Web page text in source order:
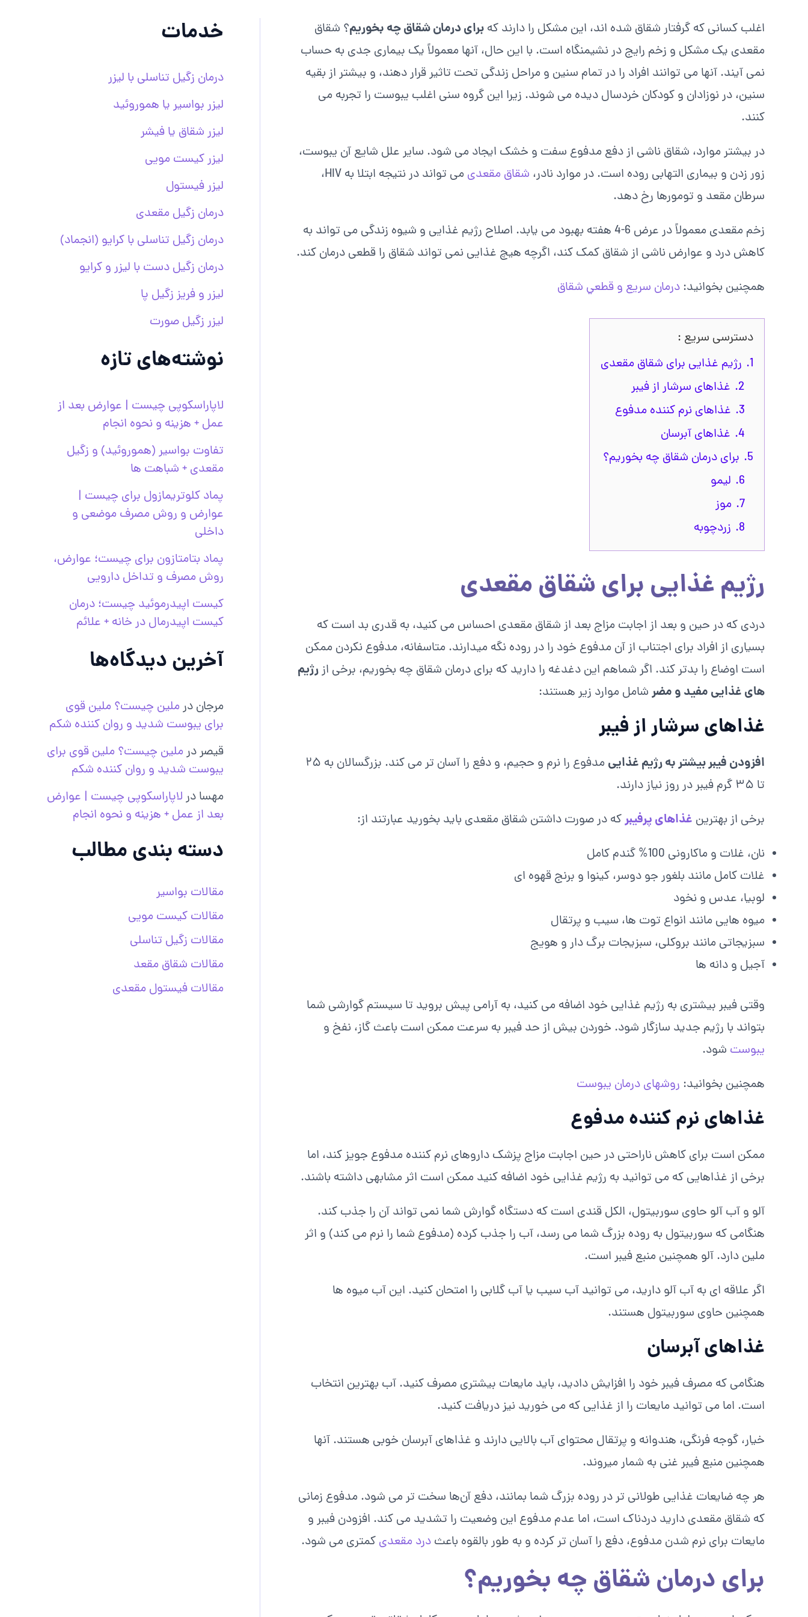
اغلب کسانی که گرفتار شقاق شده اند، این مشکل را دارند که برای درمان شقاق چه بخوریم؟ شقاق
مقعدی یک مشکل و زخم رایج در نشیمنگاه است. با این حال، آنها معمولاً یک بیماری جدی به حساب
نمی آیند. آنها می توانند افراد را در تمام سنین و مراحل زندگی تحت تاثیر قرار دهند، و بیشتر از بقیه
سنین، در نوزادان و کودکان خردسال دیده می شوند. زیرا این گروه سنی اغلب یبوست را تجربه می
کنند.
در بیشتر موارد، شقاق ناشی از دفع مدفوع سفت و خشک ایجاد می شود. سایر علل شایع آن یبوست،
زور زدن و بیماری التهابی روده است. در موارد نادر، شقاق مقعدی
می تواند در نتیجه ابتلا به HIV،
سرطان مقعد و تومورها رخ دهد.
زخم مقعدی معمولاً در عرض 6-4 هفته بهبود می یابد. اصلاح رژیم غذایی و شیوه زندگی می تواند به
کاهش درد و عوارض ناشی از شقاق کمک کند، اگرچه هیچ غذایی نمی تواند شقاق را قطعی درمان کند.
همچنین بخوانید: درمان سريع و قطعي شقاق
دسترسی سریع :
1. رژیم غذایی برای شقاق مقعدی
2. غذاهای سرشار از فیبر
3. غذاهای نرم کننده مدفوع
4. غذاهای آبرسان
5. برای درمان شقاق چه بخوریم؟
6. لیمو
7. موز
8. زردچوبه
رژیم غذایی برای شقاق مقعدی
دردی که در حین و بعد از اجابت مزاج بعد از شقاق مقعدی احساس می کنید، به قدری بد است که
بسیاری از افراد برای اجتناب از آن مدفوع خود را در روده نگه میدارند. متاسفانه، مدفوع نکردن ممکن
است اوضاع را بدتر کند. اگر شماهم این دغدغه را دارید که برای درمان شقاق چه بخوریم، برخی ازرژیم
های غذایی مفید و مضر شامل موارد زیر هستند:
غذاهای سرشار از فیبر
افزودن فیبر بیشتر به رژیم غذایی
مدفوع را نرم و حجیم، و دفع را آسان تر می کند. بزرگسالان به ۲۵
تا ۳۵ گرم فیبر در روز نیاز دارند.
برخی از بهترین غذاهای پرفیبرکه در صورت داشتن شقاق مقعدی باید بخورید عبارتند از:
نان، غلات و ماکارونی 100% گندم کامل
غلات کامل مانند بلغور جو دوسر، کینوا و برنج قهوه ای
لوبیا، عدس و نخود
میوه هایی مانند انواع توت ها، سیب و پرتقال
سبزیجاتی مانند بروکلی، سبزیجات برگ دار و هویج
آجیل و دانه ها
وقتی فیبر بیشتری به رژیم غذایی خود اضافه می کنید، به آرامی پیش بروید تا سیستم گوارشی شما
بتواند با رژیم جدید سازگار شود. خوردن بیش از حد فیبر به سرعت ممکن است باعث گاز، نفخ و
یبوست شود.
همچنین بخوانید: روشهای درمان یبوست
غذاهای نرم کننده مدفوع
ممکن است برای کاهش ناراحتی در حین اجابت مزاج پزشک داروهای نرم کننده مدفوع جویز کند، اما
برخی از غذاهایی که می توانید به رژیم غذایی خود اضافه کنید ممکن است اثر مشابهی داشته باشند.
آلو و آب آلو حاوی سوربیتول، الکل قندی است که دستگاه گوارش شما نمی تواند آن را جذب کند.
هنگامی که سوربیتول به روده بزرگ شما می رسد، آب را جذب کرده (مدفوع شما را نرم می کند) و اثر
ملین دارد. آلو همچنین منبع فیبر است.
اگر علاقه ای به آب آلو دارید، می توانید آب سیب یا آب گلابی را امتحان کنید. این آب میوه ها
همچنین حاوی سوربیتول هستند.
غذاهای آبرسان
هنگامی که مصرف فیبر خود را افزایش دادید، باید مایعات بیشتری مصرف کنید. آب بهترین انتخاب
است. اما می توانید مایعات را از غذایی که می خورید نیز دریافت کنید.
خیار، گوجه فرنگی، هندوانه و پرتقال محتوای آب بالایی دارند و غذاهای آبرسان خوبی هستند. آنها
همچنین منبع فیبر غنی به شمار میروند.
هر چه ضایعات غذایی طولانی‌ تر در روده بزرگ شما بمانند، دفع آن‌ها سخت‌ تر می‌ شود. مدفوع زمانی
که شقاق مقعدی دارید دردناک است، اما عدم مدفوع این وضعیت را تشدید می کند. افزودن فیبر و
مایعات برای نرم شدن مدفوع، دفع را آسان‌ تر کرده و به طور بالقوه باعث درد مقعدی کمتری می‌ شود.
برای درمان شقاق چه بخوریم؟
خدمات
درمان زگیل تناسلی با لیزر
لیزر بواسیر یا هموروئید
لیزر شقاق یا فیشر
لیزر کیست مویی
لیزر فیستول
درمان زگیل مقعدی
درمان زگیل تناسلی با کرایو (انجماد)
درمان زگیل دست با لیزر و کرایو
لیزر و فریز زگیل پا
لیزر زگیل صورت
نوشته‌های تازه
لاپاراسکوپی چیست | عوارض بعد از
عمل + هزینه و نحوه انجام
تفاوت بواسیر (هموروئید) و زگیل
مقعدی + شباهت ها
پماد کلوتریمازول برای چیست |
عوارض و روش مصرف موضعی و
داخلی
پماد بتامتازون برای چیست؛ عوارض،
روش مصرف و تداخل دارویی
کیست اپیدرموئید چیست؛ درمان
کیست اپیدرمال در خانه + علائم
آخرین دیدگاه‌ها
مرجان در ملین چیست؟ ملین قوی
برای یبوست شدید و روان کننده شکم
قیصردر ملین چیست؟ ملین قوی برای
یبوست شدید و روان کننده شکم
مهسا در لاپاراسکوپی چیست | عوارض
بعد از عمل + هزینه و نحوه انجام
دسته بندی مطالب
مقالات بواسیر
مقالات کیست مویی
مقالات زگیل تناسلی
مقالات شقاق مقعد
مقالات فیستول مقعدی